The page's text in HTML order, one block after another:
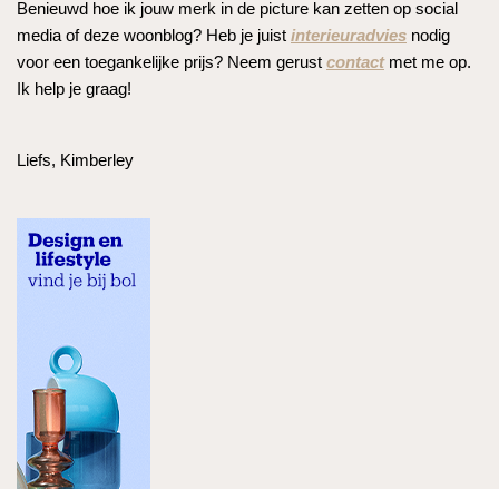
Benieuwd hoe ik jouw merk in de picture kan zetten op social
media of deze woonblog? Heb je juist interieuradvies nodig
voor een toegankelijke prijs? Neem gerust contactmet me op.
Ik help je graag!
Liefs, Kimberley